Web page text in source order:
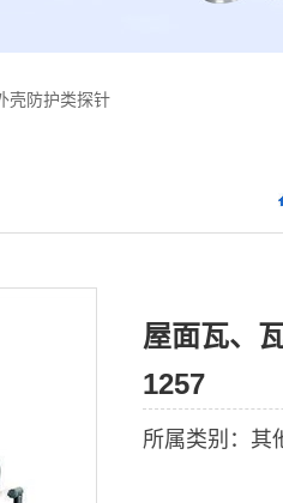
壳防护类探针
屋面瓦、
1257
所属类别：其